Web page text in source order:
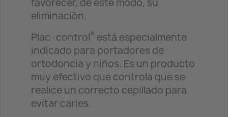
eliminación.
Plac·control® está especialmente
indicado para portadores de
ortodoncia y niños. Es un producto
muy efectivo que controla que se
realice un correcto cepillado para
evitar caries.